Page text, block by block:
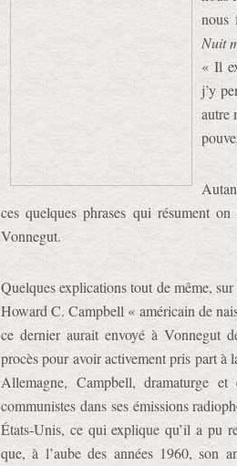
nous
Nuit
« Il
j’y
autre
ces quelques phrases qui résument
Vonnegut.
Quelques explications tout de même, sur
Howard C. Campbell « américain de
ce dernier aurait envoyé à Vonnegut
procès pour avoir activement pris part
Allemagne, Campbell, dramaturge
communistes dans ses émissions
États-Unis, ce qui explique qu’il a pu
que, à l’aube des années 1960, son